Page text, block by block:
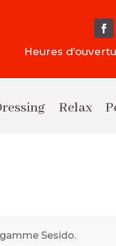
Heures
Relax
Sesido.